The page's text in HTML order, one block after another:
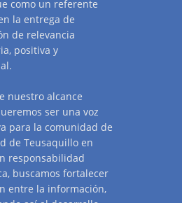
como un referente
la entrega de
de relevancia
positiva y
nuestro alcance
ser una voz
para la comunidad de
de Teusaquillo en
responsabilidad
buscamos fortalecer
entre la información,